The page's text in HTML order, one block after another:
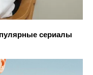
сериалы